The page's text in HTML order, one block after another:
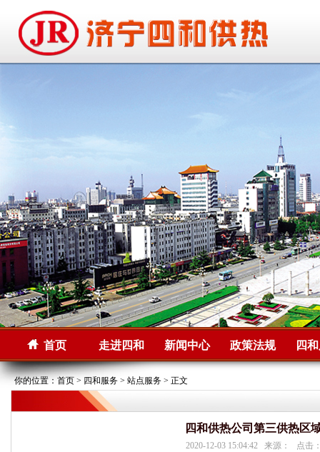
首页 走进四和 新闻中心 政策法规 四
你的位置： 首页 > 四和服务 > 站点服务 > 正文
四和供热公司第三供热区
2020-12-03 15:04:42 来源： 点击